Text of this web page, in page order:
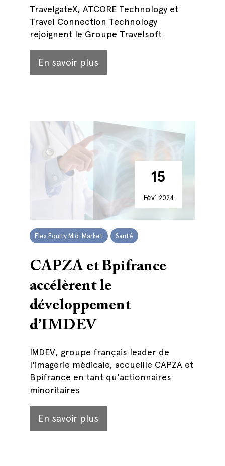
TravelgateX, ATCORE Technology et
Travel Connection Technology
rejoignent le Groupe Travelsoft
En savoir plus
15
Fév’ 2024
Flex Equity Mid-Market Santé
CAPZA et Bpifrance
accélèrent le
développement
d’IMDEV
IMDEV, groupe français leader de
l'imagerie médicale, accueille CAPZA et
Bpifrance en tant qu'actionnaires
minoritaires
En savoir plus